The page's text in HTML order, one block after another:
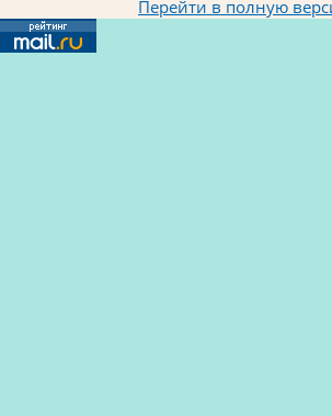
Перейти в полную